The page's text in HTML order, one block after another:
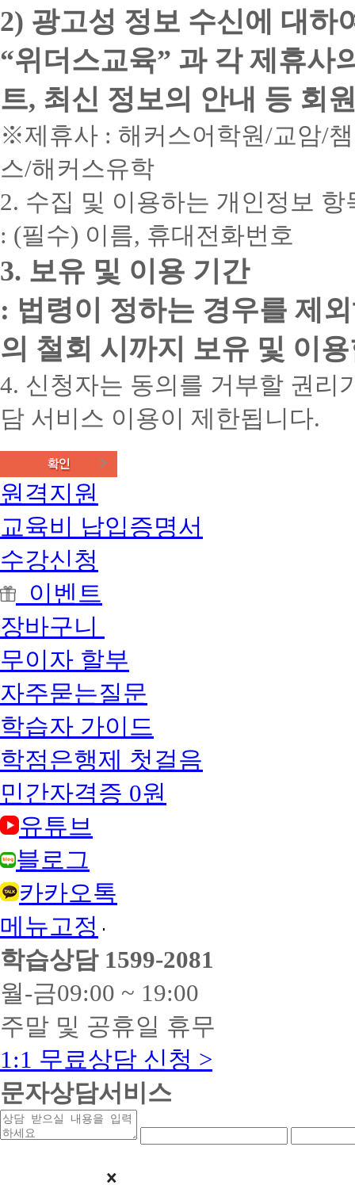
2) 광고성 정보 수신에 대하
“위더스교육” 과 각 제휴사
트, 최신 정보의 안내 등 회
※제휴사 : 해커스어학원/교암/
스/해커스유학
2. 수집 및 이용하는 개인정보 항
: (필수) 이름, 휴대전화번호
3. 보유 및 이용 기간
: 법령이 정하는 경우를 제
의 철회 시까지 보유 및 이
4. 신청자는 동의를 거부할 권리
담 서비스 이용이 제한됩니다.
원격지원
교육비 납입증명서
수강신청
이벤트
장바구니
무이자 할부
자주묻는질문
학습자 가이드
학점은행제 첫걸음
민간자격증 0원
유튜브
블로그
카카오톡
메뉴고정
학습상담 1599-2081
월-금09:00 ~ 19:00
주말 및 공휴일 휴무
1:1 무료상담 신청 >
문자상담서비스
상
담
락
처
락
처